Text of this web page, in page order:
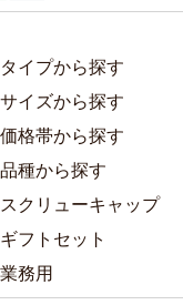
タイプから探す
サイズから探す
価格帯から探す
品種から探す
スクリューキャップ
ギフトセット
業務用